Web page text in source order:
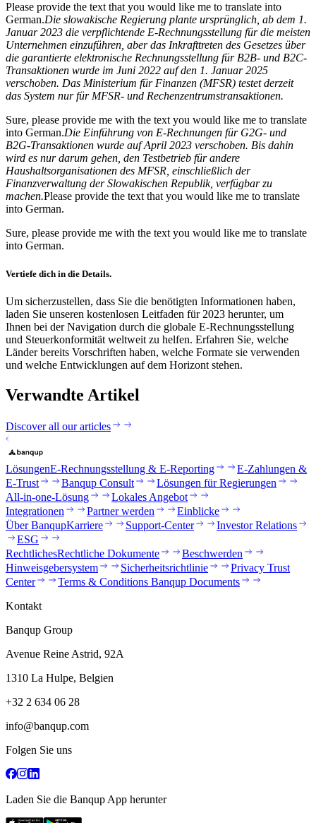
Please provide the text that you would like me to translate into
German.Die slowakische Regierung plante ursprünglich, ab dem 1.
Januar 2023 die verpflichtende E-Rechnungsstellung für die meisten
Unternehmen einzuführen, aber das Inkrafttreten des Gesetzes über
die garantierte elektronische Rechnungsstellung für B2B- und B2C-
Transaktionen wurde im Juni 2022 auf den 1. Januar 2025
verschoben. Das Ministerium für Finanzen (MFSR) testet derzeit
das System nur für MFSR- und Rechenzentrumstransaktionen.
Sure, please provide me with the text you would like me to translate
into German.Die Einführung von E-Rechnungen für G2G- und
B2G-Transaktionen wurde auf April 2023 verschoben. Bis dahin
wird es nur darum gehen, den Testbetrieb für andere
Haushaltsorganisationen des MFSR, einschließlich der
Finanzverwaltung der Slowakischen Republik, verfügbar zu
machen.Please provide the text that you would like me to translate
into German.
Sure, please provide me with the text you would like me to translate
into German.
Vertiefe dich in die Details.
Um sicherzustellen, dass Sie die benötigten Informationen haben,
laden Sie unseren kostenlosen Leitfaden für 2023 herunter, um
Ihnen bei der Navigation durch die globale E-Rechnungsstellung
und Steuerkonformität weltweit zu helfen. Erfahren Sie, welche
Länder bereits Vorschriften haben, welche Formate sie verwenden
und welche Entwicklungen auf dem Horizont stehen.
Verwandte Artikel
Discover all our articles
LösungenE-Rechnungsstellung & E-Reporting
E-Zahlungen &
E-Trust
Banqup Consult
Lösungen für Regierungen
All-in-one-Lösung
Lokales Angebot
Integrationen
Partner werden
Einblicke
Über BanqupKarriere Support-Center
Investor Relations
ESG
RechtlichesRechtliche Dokumente
Beschwerden
Hinweisgebersystem
Sicherheitsrichtlinie
Privacy Trust
Center
Terms & Conditions Banqup Documents
Kontakt
Banqup Group
Avenue Reine Astrid, 92A
1310 La Hulpe, Belgien
+32 2 634 06 28
info@banqup.com
Folgen Sie uns
Laden Sie die Banqup App herunter